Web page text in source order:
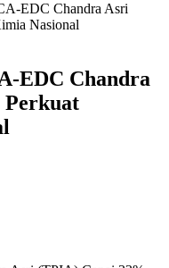
EDC Chandra Asri
Nasional
EDC Chandra